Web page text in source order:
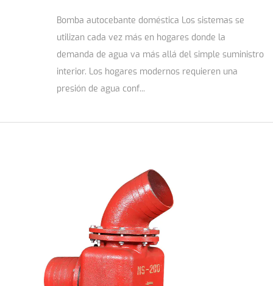
Bomba autocebante doméstica Los sistemas se
utilizan cada vez más en hogares donde la
demanda de agua va más allá del simple suministro
interior. Los hogares modernos requieren una
presión de agua conf...